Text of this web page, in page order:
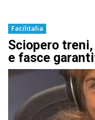
Facilitalia
Sciopero
e fasce